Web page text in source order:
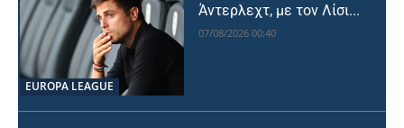
EUROPA LEAGUE
Άντερλεχτ, με τον Λίσι...
07/08/2026 00:40